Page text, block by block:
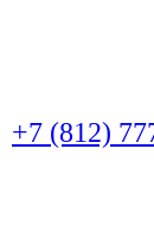
+7 (812)